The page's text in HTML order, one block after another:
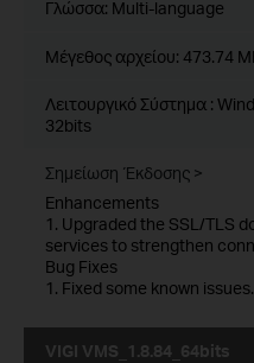
Γλώσσα: Multi-language
Μέγεθος αρχείου: 473.74
Λειτουργικό Σύστημα :
32bits
Σημείωση Έκδοσης >
Enhancements
1. Upgraded the SSL/TLS
services to strengthen
Bug Fixes
1. Fixed some known issues.
VIGI VMS_1.8.84_64bits